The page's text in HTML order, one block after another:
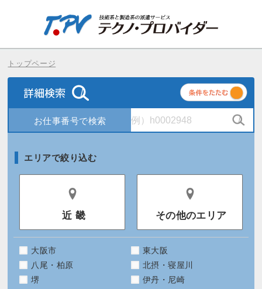
トップページ
条
件
エリアで絞り込む
近 畿 その他のエリア
大阪市
東大阪
八尾・柏原
北摂・寝屋川
堺
伊丹・尼崎